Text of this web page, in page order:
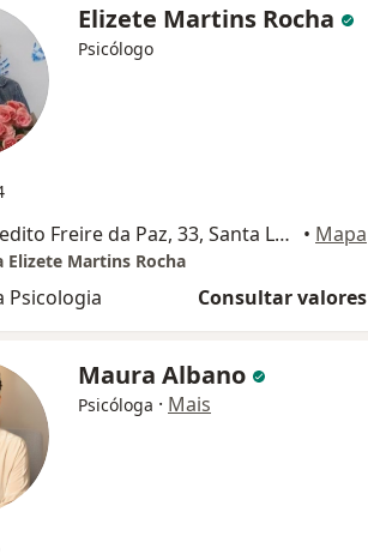
Elizete Martins Rocha
Psicólogo
Rua Benedito Freire da Paz, 33, Santa Luzia • Mapa
Elizete Martins Rocha
Psicologia Consultar valores
Maura Albano
Psicóloga · Mais